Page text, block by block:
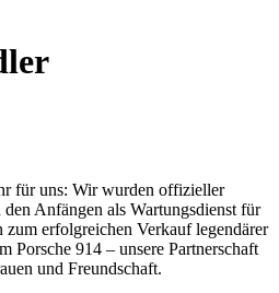
für uns: Wir wurden offizieller
Anfängen als Wartungsdienst für
zum erfolgreichen Verkauf legendärer
Porsche 914 – unsere Partnerschaft
und Freundschaft.